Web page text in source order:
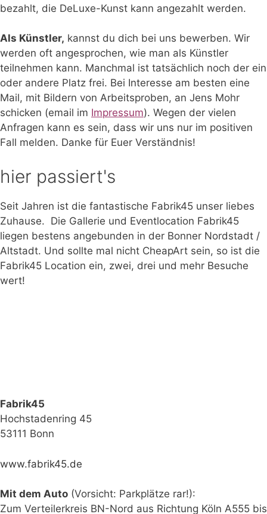
bezahlt, die DeLuxe-Kunst kann angezahlt werden.
Als Künstler, kannst du dich bei uns bewerben. Wir
werden oft angesprochen, wie man als Künstler
teilnehmen kann. Manchmal ist tatsächlich noch der ein
oder andere Platz frei. Bei Interesse am besten eine
Mail, mit Bildern von Arbeitsproben, an Jens Mohr
schicken (email im Impressum). Wegen der vielen
Anfragen kann es sein, dass wir uns nur im positiven
Fall melden. Danke für Euer Verständnis!
hier passiert's
Seit Jahren ist die fantastische Fabrik45 unser liebes
Zuhause. Die Gallerie und Eventlocation Fabrik45
liegen bestens angebunden in der Bonner Nordstadt /
Altstadt. Und sollte mal nicht CheapArt sein, so ist die
Fabrik45 Location ein, zwei, drei und mehr Besuche
wert!
Fabrik45
Hochstadenring 45
53111 Bonn
www.fabrik45.de
Mit dem Auto (Vorsicht: Parkplätze rar!):
Zum Verteilerkreis BN-Nord aus Richtung Köln A555 bis